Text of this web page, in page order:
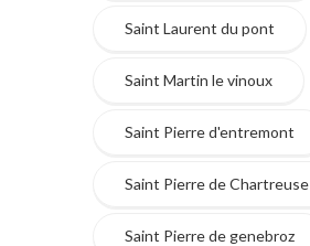
Saint Laurent du pont
Saint Martin le vinoux
Saint Pierre d'entremont
Saint Pierre de Chartreuse
Saint Pierre de genebroz